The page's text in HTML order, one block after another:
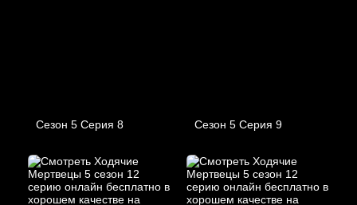
Сезон 5 Серия 8 Сезон 5 Серия 9